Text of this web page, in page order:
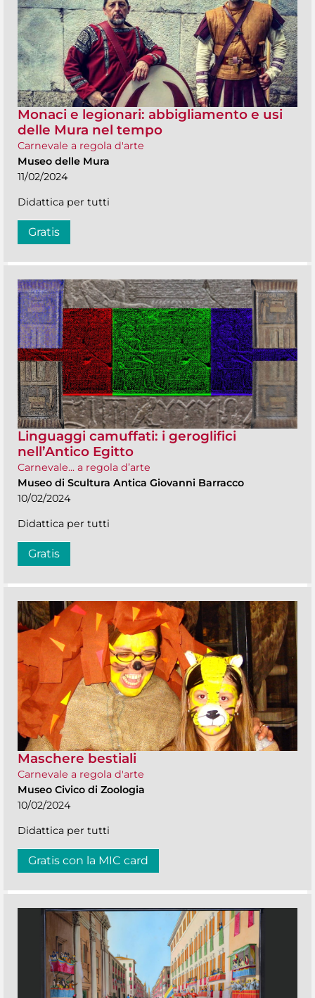
Monaci e legionari: abbigliamento e usi
delle Mura nel tempo
Carnevale a regola d'arte
Museo delle Mura
11/02/2024
Didattica per tutti
Gratis
Linguaggi camuffati: i geroglifici
nell’Antico Egitto
Carnevale... a regola d’arte
Museo di Scultura Antica Giovanni Barracco
10/02/2024
Didattica per tutti
Gratis
Maschere bestiali
Carnevale a regola d'arte
Museo Civico di Zoologia
10/02/2024
Didattica per tutti
Gratis con la MIC card